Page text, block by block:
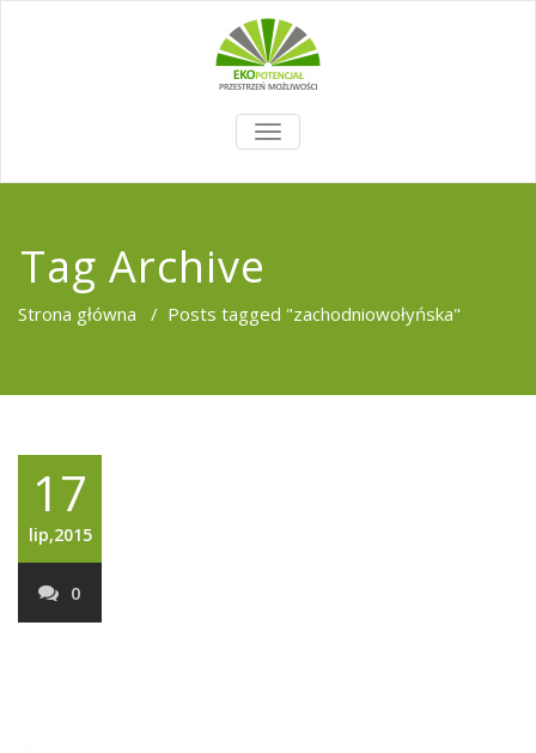
TOGGLE
NAVIGATION
Tag Archive
Strona główna / Posts tagged "zachodniowołyńska"
17
lip,2015
0